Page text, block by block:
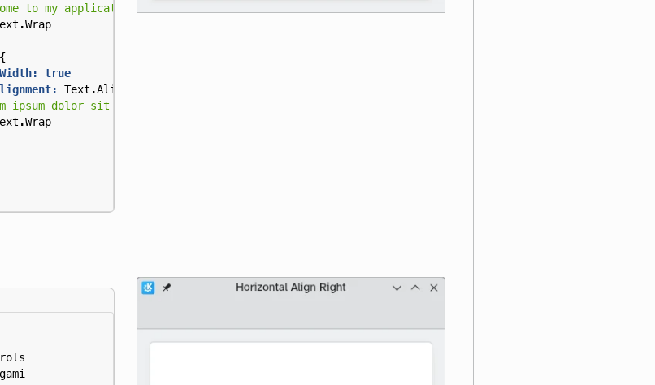
to my application"
.Wrap
{
true
Text .AlignHCenter
ipsum dolor sit amet, consectetur adipiscing elit. Integer posuere erat a ante."
.Wrap